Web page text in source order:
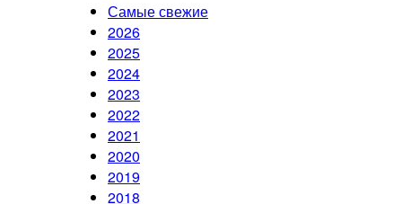
Самые свежие
2026
2025
2024
2023
2022
2021
2020
2019
2018